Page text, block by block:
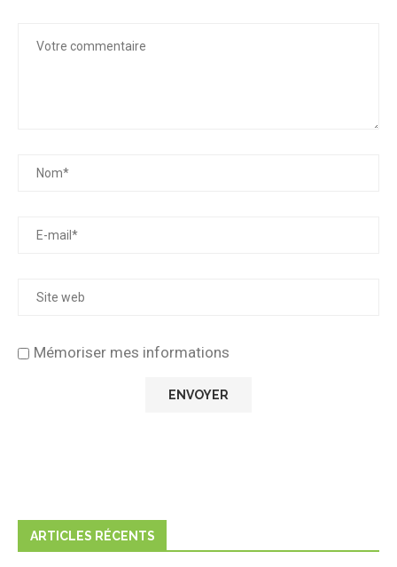
Mémoriser mes informations
ARTICLES RÉCENTS